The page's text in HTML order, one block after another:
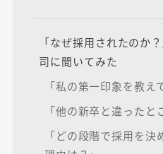
「なぜ採用されたのか
司に聞いてみた
「私の第一印象を教え
「他の新卒と違ったと
「どの段階で採用を